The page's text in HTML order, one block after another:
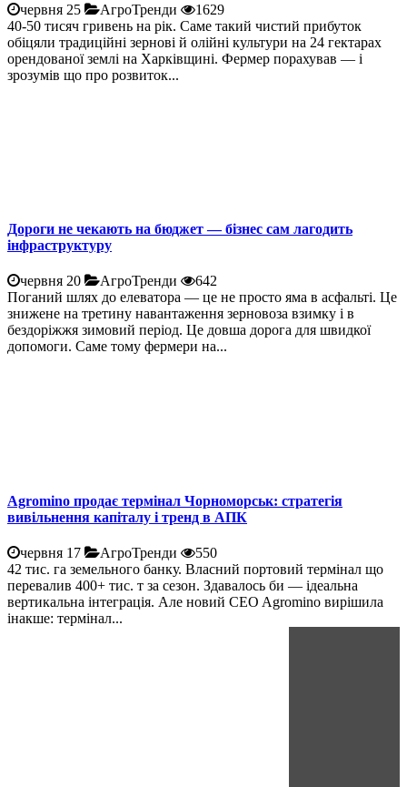
червня 25 АгроТренди
1629
40-50 тисяч гривень на рік. Саме такий чистий прибуток
обіцяли традиційні зернові й олійні культури на 24 гектарах
орендованої землі на Харківщині. Фермер порахував — і
зрозумів що про розвиток...
Дороги не чекають на бюджет — бізнес сам лагодить
інфраструктуру
червня 20 АгроТренди
642
Поганий шлях до елеватора — це не просто яма в асфальті. Це
знижене на третину навантаження зерновоза взимку і в
бездоріжжя зимовий період. Це довша дорога для швидкої
допомоги. Саме тому фермери на...
Agromino продає термінал Чорноморськ: стратегія
вивільнення капіталу і тренд в АПК
червня 17 АгроТренди
550
42 тис. га земельного банку. Власний портовий термінал що
перевалив 400+ тис. т за сезон. Здавалось би — ідеальна
вертикальна інтеграція. Але новий CEO Agromino вирішила
інакше: термінал...